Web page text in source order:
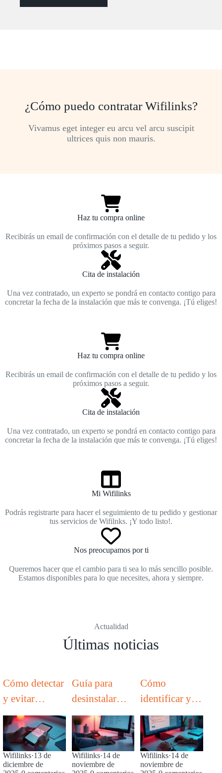
¿Cómo puedo contratar Wifilinks?
Vivamus eget integer eu arcu vel arcu suscipit
ultrices quis non mauris.
Haz tu compra online
Recibirás un email de confirmación con el detalle de tu pedido y los
próximos pasos a seguir.
Cita de instalación
Una vez contratado, un experto se pondrá en contacto contigo para
concretar la fecha de la instalación que más te convenga. ¡Tú eliges!
Haz tu compra online
Recibirás un email de confirmación con el detalle de tu pedido y los
próximos pasos a seguir.
Cita de instalación
Una vez contratado, un experto se pondrá en contacto contigo para
concretar la fecha de la instalación que más te convenga. ¡Tú eliges!
Mi Wifilinks
Podrás registrarte para hacer el seguimiento de tu pedido y gestionar
tus servicios de Wifilnks. ¡Y todo listo!.
Nos preocupamos por ti
Queremos hacer que el cambio para ti sea lo más sencillo posible.
Estamos disponibles para lo que necesites, ahora y siempre.
Actualidad
Últimas noticias
Cómo detectar
y evitar
llamadas y
mensajes de
fraude en
nombre de
Wifilinks·13 de
diciembre de
Guía para
desinstalar
aplicaciones y
bloatware en
Windows 11
Wifilinks·14 de
noviembre de
Cómo
identificar y
evitar el
phishing que
suplanta a
Iberdrola
Wifilinks·14 de
noviembre de